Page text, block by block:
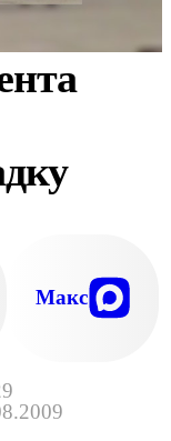
Макс